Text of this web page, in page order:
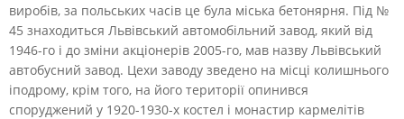
виробів, за польських часів це була міська бетонярня. Під №
45 знаходиться Львівський автомобільний завод, який від
1946-го і до зміни акціонерів 2005-го, мав назву Львівський
автобусний завод. Цехи заводу зведено на місці колишнього
іподрому, крім того, на його території опинився
споруджений у 1920-1930-х костел і монастир кармелітів